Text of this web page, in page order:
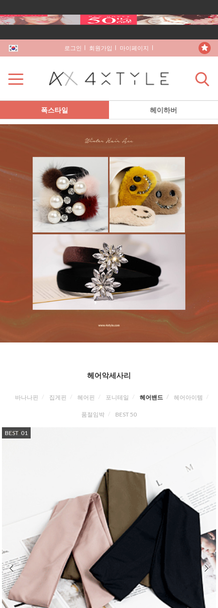
로그인 회원가입 마이페이지
폭스타일 헤이하버
헤어악세사리
바나나핀 집게핀 헤어핀 포니테일 헤어밴드 헤어아이템
품절임박 BEST 50
BEST 01